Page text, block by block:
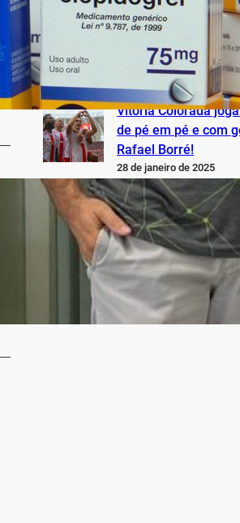
sentimentos
28 de janeiro de 2025
Uma goleada para
alma: 4 x 0!
28 de janeiro de 2025
Vitória Colorada
de pé em pé e com
Rafael Borré!
28 de janeiro de 2025